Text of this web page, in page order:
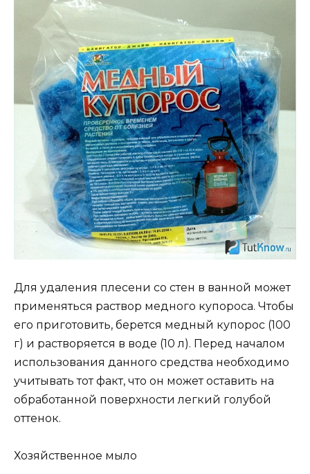
Для удаления плесени со стен в ванной может
применяться раствор медного купороса. Чтобы
его приготовить, берется медный купорос (100
г) и растворяется в воде (10 л). Перед началом
использования данного средства необходимо
учитывать тот факт, что он может оставить на
обработанной поверхности легкий голубой
оттенок.
Хозяйственное мыло